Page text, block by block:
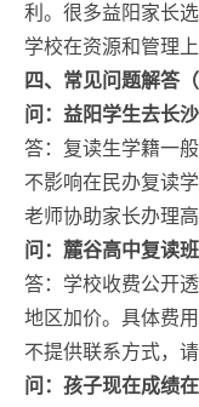
利。很多益阳家长
学校在资源和管理
四、常见问题解答（
问：益阳学生去长
答：复读生学籍一
不影响在民办复读
老师协助家长办理
问：麓谷高中复读
答：学校收费公开
地区加价。具体费
不提供联系方式，
问：孩子现在成绩